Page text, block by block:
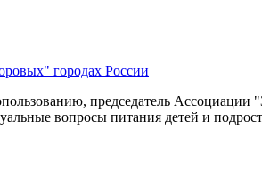
городах России
председатель
вопросы питания детей и